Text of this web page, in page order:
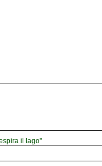
il lago"